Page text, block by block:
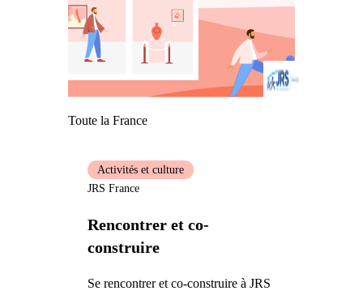
Toute la France
Rencontrer et co-
construire
Se rencontrer et co-construire à JRS
Activités et culture
JRS France